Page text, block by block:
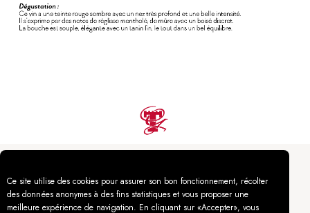
Ce site utilise des cookies pour assurer son bon fonctionnement, récolter
des données anonymes à des fins statistiques et vous proposer une
meilleure expérience de navigation. En cliquant sur «Accepter», vous